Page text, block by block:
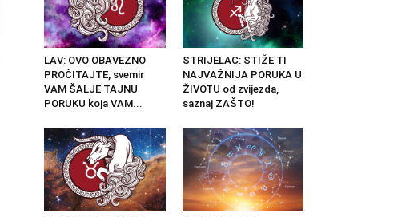
LAV: OVO OBAVEZNO
PROČITAJTE, svemir
VAM ŠALJE TAJNU
PORUKU koja VAM...
STRIJELAC: STIŽE TI
NAJVAŽNIJA PORUKA U
ŽIVOTU od zvijezda,
saznaj ZAŠTO!